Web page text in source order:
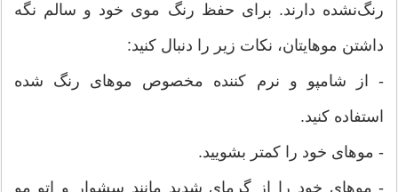
رنگ‌نشده دارند. برای حفظ رنگ موی خود و سالم نگه
داشتن موهایتان، نکات زیر را دنبال کنید:
- از شامپو و نرم کننده مخصوص موهای رنگ شده
استفاده کنید.
- موهای خود را کمتر بشویید.
- موهای خود را از گرمای شدید مانند سشوار و اتو مو